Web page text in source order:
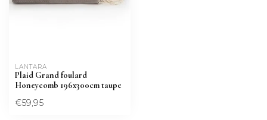
LANTARA
Plaid Grand foulard
Honeycomb 196x300cm taupe
€59,95